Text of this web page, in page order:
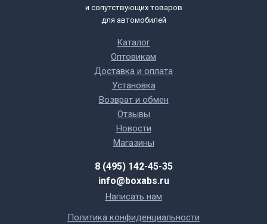
и сопутствующих товаров
для автомобилей
Каталог
Оптовикам
Доставка и оплата
Установка
Возврат и обмен
Отзывы
Новости
Магазины
8 (495) 142-45-35
info@boxabs.ru
Написать нам
Политика конфиденциальности